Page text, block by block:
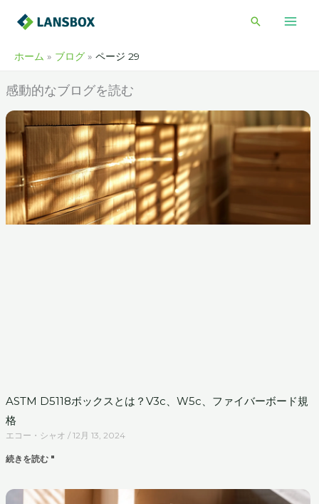
ッ
プ
検
ホーム ブログ ページ 29
感動的なブログを読む
ASTM D5118ボックスとは？V3c、W5c、ファイバーボード規
格
エコー・シャオ 12月 13, 2024
続きを読む "
ー
ジ
ペ
ー
ジ
ペ
ー
ジ
ペ
ー
ジ
ペ
ー
ジ
ペ
ー